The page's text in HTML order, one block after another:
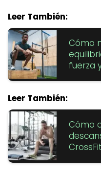
Leer También:
Cómo
fuerza
Leer También:
Cómo
CrossFit